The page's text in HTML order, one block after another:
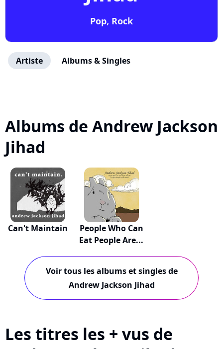
Pop, Rock
Artiste Albums & Singles
Albums de Andrew Jackson
Jihad
Can't Maintain
People Who Can
Eat People Are...
Voir tous les albums et singles de
Andrew Jackson Jihad
Les titres les + vus de